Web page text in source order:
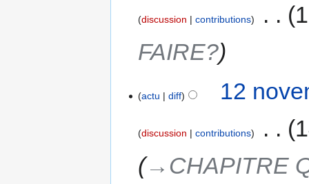
discussion contributions
FAIRE?
actu diff 12
discussion contributions
→‎CHAPITRE